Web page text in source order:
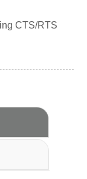
CTS/RTS